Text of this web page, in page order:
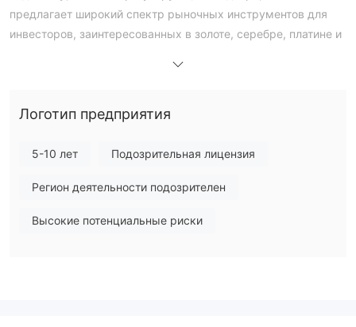
предлагает широкий спектр рыночных инструментов для
инвесторов, заинтересованных в золоте, серебре, платине и
канадский кленовый лист и южноафриканский крюгерранд.
дворов по всему миру, гарантируя их подлинность и
помимо монет, Coininvest предлагает слитки различных
Логотип предприятия
5-10 лет Подозрительная лицензия
Регион деятельности подозрителен
Высокие потенциальные риски